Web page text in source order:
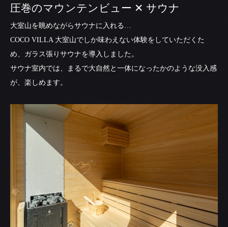
圧巻のマウンテンビュー ✕ サウナ
大室山を眺めながらサウナに入れる…
COCO VILLA 大室山でしか味わえない体験をしていただくた
め、ガラス張りサウナを導入しました。
サウナ室内では、まるで大自然と一体になったかのような没入感
が、楽しめます。